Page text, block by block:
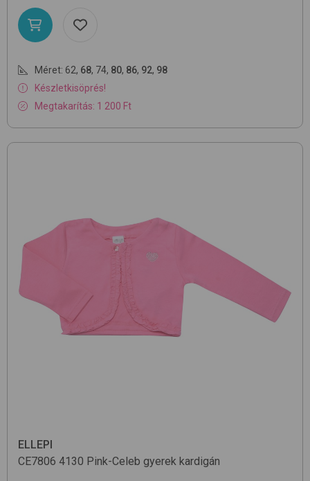
Méret: 62, 68, 74, 80, 86, 92, 98
Készletkisöprés!
Megtakarítás: 1 200 Ft
ELLEPI
CE7806 4130 Pink-Celeb gyerek kardigán